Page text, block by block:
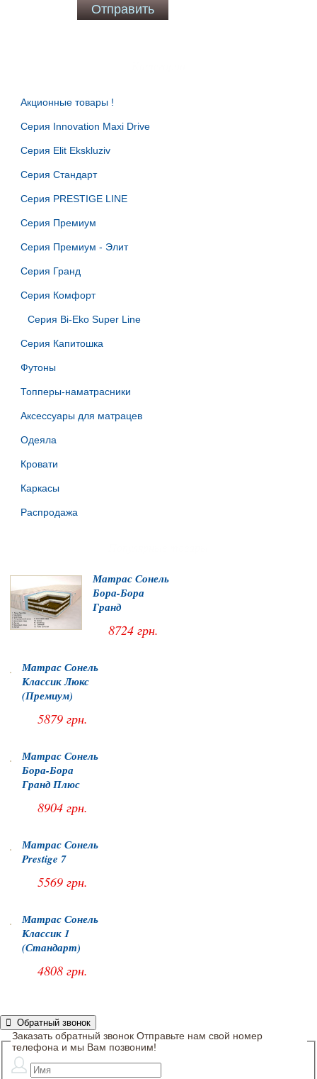
Акционные товары
Серия Innovation Maxi Drive
Серия Elit Ekskluziv
Серия Стандарт
Серия PRESTIGE LINE
Серия Премиум
Серия Премиум - Элит
Серия Гранд
Серия Комфорт
Серия Bi-Eko Super Line
Серия Капитошка
Футоны
Топперы-наматрасники
Аксессуары для матрацев
Одеяла
Кровати
Каркасы
Распродажа
Матрас Сонель
Бора-Бора
Гранд
8724 грн.
Матрас Сонель
Классик Люкс
(Премиум)
5879 грн.
Матрас Сонель
Бора-Бора
Гранд Плюс
8904 грн.
Матрас Сонель
Prestige 7
5569 грн.
Матрас Сонель
Классик 1
(Стандарт)
4808 грн.
Обратный звонок
Заказать обратный звонокОтправьте нам свой номер
телефона и мы Вам позвоним!